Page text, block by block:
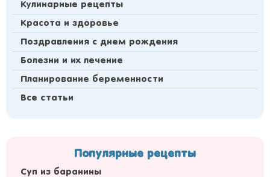
Кулинарные рецепты
Красота и здоровье
Поздравления с днем рождения
Болезни и их лечение
Планирование беременности
Все статьи
Популярные рецепты
Суп из баранины